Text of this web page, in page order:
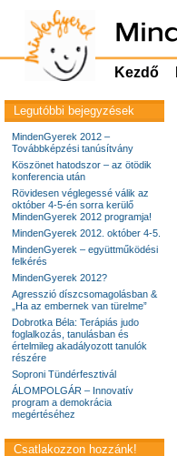
Kezdő
Legutóbbi bejegyzések
MindenGyerek 2012 –
Továbbképzési tanúsítvány
Köszönet hatodszor – az ötödik
konferencia után
Rövidesen véglegessé válik az
október 4-5-én sorra kerülő
MindenGyerek 2012 programja!
MindenGyerek 2012. október 4-5.
MindenGyerek – együttműködési
felkérés
MindenGyerek 2012?
Agresszió díszcsomagolásban &
„Ha az embernek van türelme”
Dobrotka Béla: Terápiás judo
foglalkozás, tanulásban és
értelmileg akadályozott tanulók
részére
Soproni Tündérfesztivál
ÁLOMPOLGÁR – Innovatív
program a demokrácia
megértéséhez
Csatlakozzon hozzánk!